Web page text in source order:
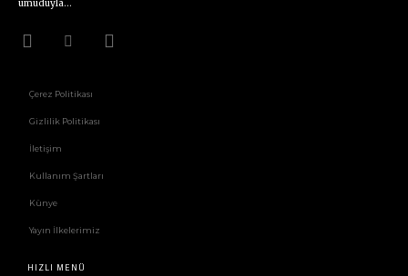
umuduyla...
Çerez Politikası
Gizlilik Politikası
İletişim
Kullanım Şartları
Künye
Yayın İlkelerimiz
HIZLI MENÜ